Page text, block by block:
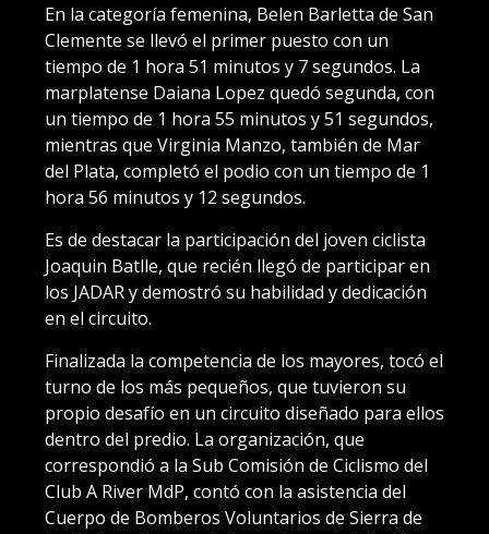
En la categoría femenina, Belen Barletta de San
Clemente se llevó el primer puesto con un
tiempo de 1 hora 51 minutos y 7 segundos. La
marplatense Daiana Lopez quedó segunda, con
un tiempo de 1 hora 55 minutos y 51 segundos,
mientras que Virginia Manzo, también de Mar
del Plata, completó el podio con un tiempo de 1
hora 56 minutos y 12 segundos.
Es de destacar la participación del joven ciclista
Joaquin Batlle, que recién llegó de participar en
los JADAR y demostró su habilidad y dedicación
en el circuito.
Finalizada la competencia de los mayores, tocó el
turno de los más pequeños, que tuvieron su
propio desafío en un circuito diseñado para ellos
dentro del predio. La organización, que
correspondió a la Sub Comisión de Ciclismo del
Club A River MdP, contó con la asistencia del
Cuerpo de Bomberos Voluntarios de Sierra de